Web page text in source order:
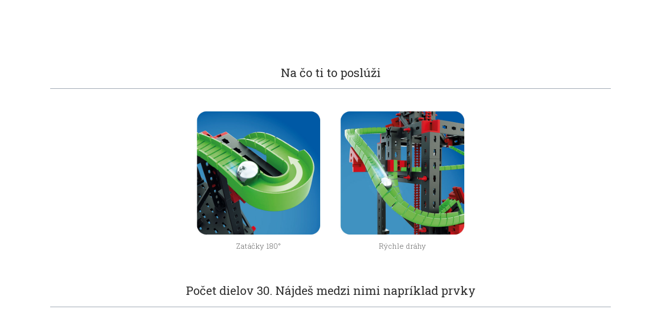
Na čo ti to poslúži
Zatáčky 180° Rýchle dráhy
Počet dielov 30. Nájdeš medzi nimi napríklad prvky